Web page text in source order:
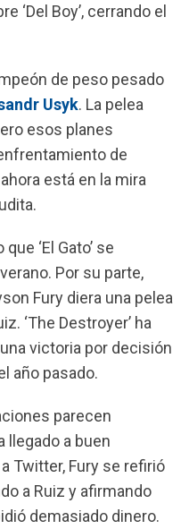
‘Del Boy’, cerrando el
de peso pesado
Usyk. La pelea
esos planes
de
está en la mira
‘El Gato’ se
Por su parte,
Fury diera una pelea
‘The Destroyer’ ha
victoria por decisión
año pasado.
parecen
llegado a buen
Twitter, Fury se refirió
a Ruiz y afirmando
demasiado dinero.